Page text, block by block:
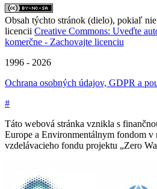
Obsah týchto stránok (dielo), pokiaľ
licencii Creative Commons: Uveďte
komerčne - Zachovajte licenciu
1996 - 2026
Ochrana osobných údajov, GDPR a
#
Táto webová stránka vznikla s
Europe a Environmentálnym fondom v
vzdelávacieho fondu projektu „Zero